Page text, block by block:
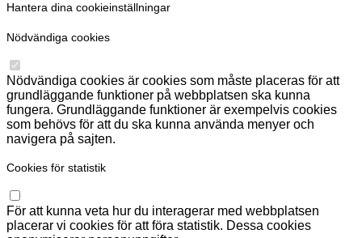
Hantera dina cookieinställningar
Nödvändiga cookies
Nödvändiga cookies är cookies som måste placeras för att
grundläggande funktioner på webbplatsen ska kunna
fungera. Grundläggande funktioner är exempelvis cookies
som behövs för att du ska kunna använda menyer och
navigera på sajten.
Cookies för statistik
För att kunna veta hur du interagerar med webbplatsen
placerar vi cookies för att föra statistik. Dessa cookies